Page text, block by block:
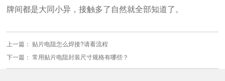
牌间都是大同小异，接触多了自然就全部知道了。
上一篇： 贴片电阻怎么焊接?请看流程
下一篇：常用贴片电阻封装尺寸规格有哪些？